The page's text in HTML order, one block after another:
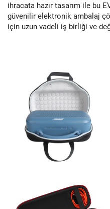
ihracata hazır tasarım ile bu
güvenilir elektronik ambalaj
için uzun vadeli iş birliği ve